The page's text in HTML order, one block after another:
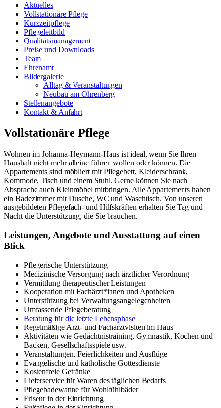
Aktuelles
Vollstationäre Pflege
Kurzzeitpflege
Pflegeleitbild
Qualitätsmanagement
Preise und Downloads
Team
Ehrenamt
Bildergalerie
Alltag & Veranstaltungen
Neubau am Ohrenberg
Stellenangebote
Kontakt & Anfahrt
Vollstationäre Pflege
Wohnen im Johanna-Heymann-Haus ist ideal, wenn Sie Ihren
Haushalt nicht mehr alleine führen wollen oder können. Die
Appartements sind möbliert mit Pflegebett, Kleiderschrank,
Kommode, Tisch und einem Stuhl. Gerne können Sie nach
Absprache auch Kleinmöbel mitbringen. Alle Appartements haben
ein Badezimmer mit Dusche, WC und Waschtisch. Von unseren
ausgebildeten Pflegefach- und Hilfskräften erhalten Sie Tag und
Nacht die Unterstützung, die Sie brauchen.
Leistungen, Angebote und Ausstattung auf einen
Blick
Pflegerische Unterstützung
Medizinische Versorgung nach ärztlicher Verordnung
Vermittlung therapeutischer Leistungen
Kooperation mit Fachärzt*innen und Apotheken
Unterstützung bei Verwaltungsangelegenheiten
Umfassende Pflegeberatung
Beratung für die letzte Lebensphase
Regelmäßige Arzt- und Facharztvisiten im Haus
Aktivitäten wie Gedächtnistraining, Gymnastik, Kochen und
Backen, Gesellschaftsspiele usw.
Veranstaltungen, Feierlichkeiten und Ausflüge
Evangelische und katholische Gottesdienste
Kostenfreie Getränke
Lieferservice für Waren des täglichen Bedarfs
Pflegebadewanne für Wohlfühlbäder
Friseur in der Einrichtung